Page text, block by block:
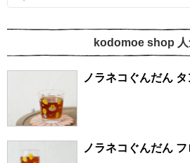
kodomoe shop 人
ノ